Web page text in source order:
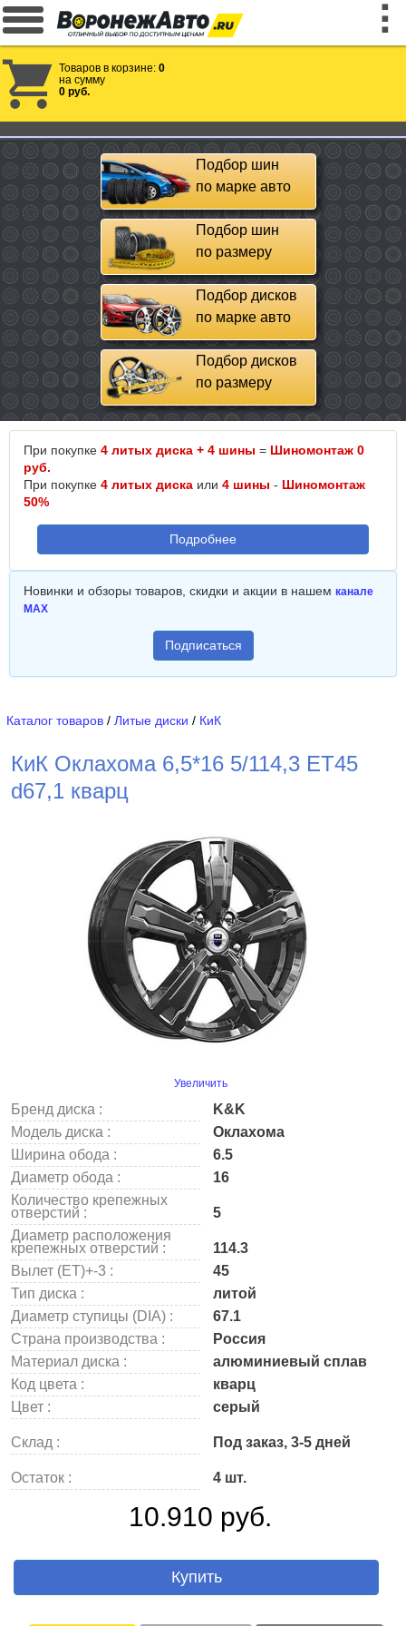
Товаров в корзине: 0
на сумму
0 руб.
Подбор шин
по марке авто
Подбор шин
по размеру
Подбор дисков
по марке авто
Подбор дисков
по размеру
При покупке 4 литых диска + 4 шины = Шиномонтаж 0
руб.
При покупке 4 литых диска или 4 шины - Шиномонтаж
50%
Подробнее
Новинки и обзоры товаров, скидки и акции в нашем канале
MAX
Подписаться
Каталог товаров / Литые диски / КиК
КиК Оклахома 6,5*16 5/114,3 ET45
d67,1 кварц
Увеличить
Бренд диска :
K&K
Модель диска :
Оклахома
Ширина обода :
6.5
Диаметр обода :
16
Количество крепежных
отверстий :
5
Диаметр расположения
крепежных отверстий :
114.3
Вылет (ET)+-3 :
45
Тип диска :
литой
Диаметр ступицы (DIA) :
67.1
Страна производства :
Россия
Материал диска :
алюминиевый сплав
Код цвета :
кварц
Цвет :
серый
Склад : Под заказ, 3-5 дней
Остаток : 4 шт.
10.910 руб.
Купить